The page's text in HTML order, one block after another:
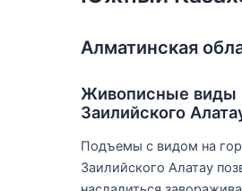
Алматинская
Живописные виды
Заилийского
Подъемы с видом на
Заилийского Алатау